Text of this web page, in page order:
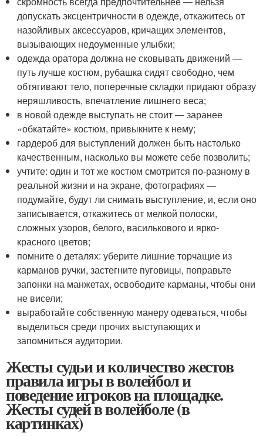
допускать эксцентричности в одежде, откажитесь от
назойливых аксессуаров, кричащих элементов,
вызывающих недоуменные улыбки;
одежда оратора должна не сковывать движений —
путь лучше костюм, рубашка сидят свободно, чем
обтягивают тело, поперечные складки придают образу
неряшливость, впечатление лишнего веса;
в новой одежде выступать не стоит — заранее
«обкатайте» костюм, привыкните к нему;
гардероб для выступлений должен быть настолько
качественным, насколько вы можете себе позволить;
учтите: один и тот же костюм смотрится по-разному в
реальной жизни и на экране, фотографиях —
подумайте, будут ли снимать выступление, и, если оно
записывается, откажитесь от мелкой полоски,
сложных узоров, белого, василькового и ярко-
красного цветов;
помните о деталях: уберите лишние торчащие из
карманов ручки, застегните пуговицы, поправьте
запонки на манжетах, освободите карманы, чтобы они
не висели;
выработайте собственную манеру одеваться, чтобы
выделиться среди прочих выступающих и
запомниться аудитории.
Жесты судьи и количество жестов
правила игры в волейбол и
поведение игроков на площадке.
Жесты судей в волейболе (в
картинках)